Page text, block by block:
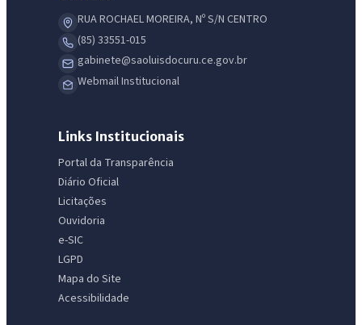
RUA ROCHAEL MOREIRA, Nº S/N CENTRO
(85) 33551-015
gabinete@saoluisdocuru.ce.gov.br
Webmail Institucional
Links Institucionais
Portal da Transparência
Diário Oficial
Licitações
Ouvidoria
e-SIC
LGPD
Mapa do Site
Acessibilidade